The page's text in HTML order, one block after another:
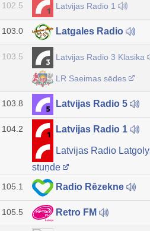
102.5 Latvijas Radio 1
103.0 Latgales Radio
103.5 Latvijas Radio 3 Klasika
LR Saeimas sēdes
103.8 Latvijas Radio 5
104.2 Latvijas Radio 1
Latvijas Radio
stuņde
105.1 Radio Rēzekne
105.5 Retro FM